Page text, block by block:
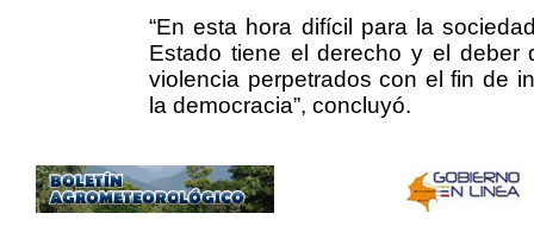
“En esta hora difícil para la
Estado tiene el derecho y el
violencia perpetrados con el fin de
la democracia”, concluyó.